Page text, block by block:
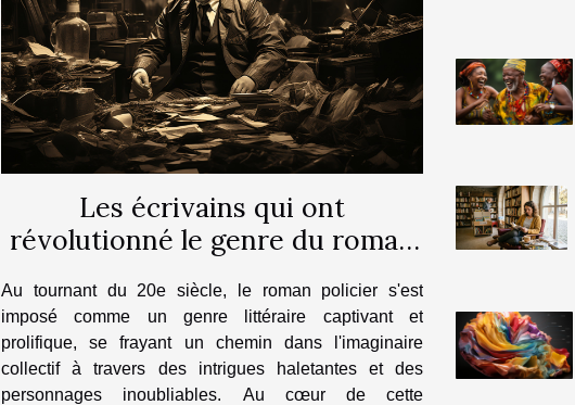
Les écrivains qui ont
révolutionné le genre du roman
Au tournant du 20e siècle, le roman policier s'est
imposé comme un genre littéraire captivant et
prolifique, se frayant un chemin dans l'imaginaire
collectif à travers des intrigues haletantes et des
personnages inoubliables. Au cœur de cette